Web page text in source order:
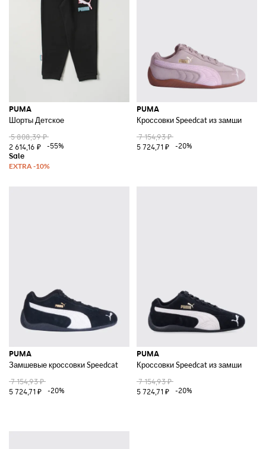
PUMA
Шорты Детское
5 808,39 ₽
2 614,16 ₽
-55%
PUMA
Кроссовки Speedcat из замши
7 154,93 ₽
5 724,71 ₽
-20%
PUMA
Замшевые кроссовки Speedcat
7 154,93 ₽
5 724,71 ₽
-20%
PUMA
Кроссовки Speedcat из замши
7 154,93 ₽
5 724,71 ₽
-20%